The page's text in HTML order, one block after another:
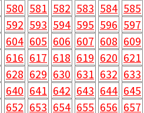
580 581 582 583 584 585
592 593 594 595 596 597
604 605 606 607 608 609
616 617 618 619 620 621
628 629 630 631 632 633
640 641 642 643 644 645
652 653 654 655 656 657